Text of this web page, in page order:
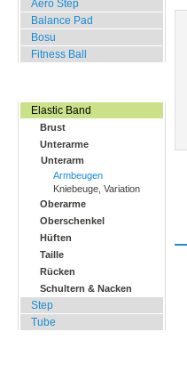
Aero Step
Balance Pad
Bosu
Fitness Ball
Elastic Band
Brust
Unterarme
Unterarm
Armbeugen
Kniebeuge, Variation
Oberarme
Oberschenkel
Hüften
Taille
Rücken
Schultern & Nacken
Step
Tube